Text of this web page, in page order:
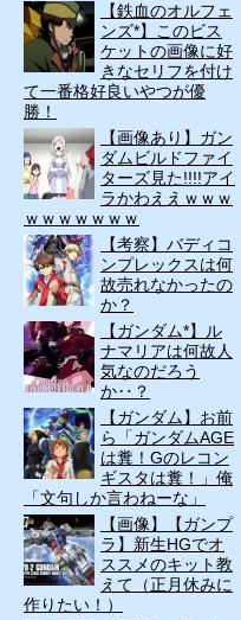
【鉄血のオルフェ
ンズ*】このビス
ケットの画像に好
きなセリフを付け
て一番格好良いやつが優
勝！
【画像あり】ガン
ダムビルドファイ
ターズ見た!!!!アイ
ラかわええｗｗｗ
ｗｗｗｗｗｗｗ
【考察】バディコ
ンプレックスは何
故売れなかったの
か？
【ガンダム*】ル
ナマリアは何故人
気なのだろう
か‥？
【ガンダム】お前
ら「ガンダムAGE
は糞！Gのレコン
ギスタは糞！」俺
「文句しか言わねーな」
【画像】【ガンプ
ラ】新生HGでオ
ススメのキット教
えて（正月休みに
作りたい！）